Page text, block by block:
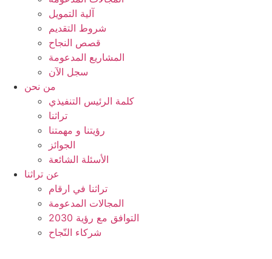
آلية التمويل
شروط التقديم
قصص النجاح
المشاريع المدعومة
سجل الآن
من نحن
كلمة الرئيس التنفيذي
تراثنا
رؤيتنا و مهمتنا
الجوائز
الأسئلة الشائعة
عن تراثنا
تراثنا في ارقام
المجالات المدعومة
التوافق مع رؤية 2030
شركاء النّجاح